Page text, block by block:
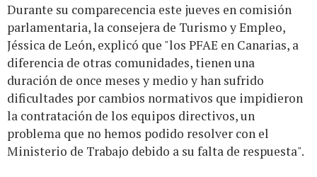
Durante su comparecencia este jueves en comisión
parlamentaria, la consejera de Turismo y Empleo,
Jéssica de León, explicó que "los PFAE en Canarias, a
diferencia de otras comunidades, tienen una
duración de once meses y medio y han sufrido
dificultades por cambios normativos que impidieron
la contratación de los equipos directivos, un
problema que no hemos podido resolver con el
Ministerio de Trabajo debido a su falta de respuesta".